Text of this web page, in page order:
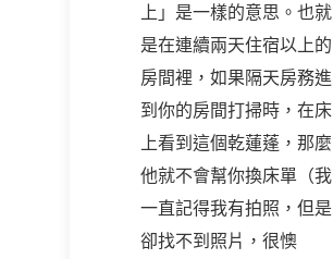
上」是一樣的意思。也就
是在連續兩天住宿以上的
房間裡，如果隔天房務進
到你的房間打掃時，在床
上看到這個乾蓮蓬，那麼
他就不會幫你換床單（我
一直記得我有拍照，但是
卻找不到照片，很懊